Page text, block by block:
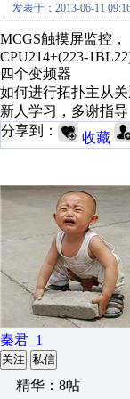
发表于：2013-06-11
MCGS触摸屏监控，
CPU214+(223-
四个变频器
如何进行拓扑主从关
新人学习，多谢指导
分享到：
收藏
秦君_1
关注 私信
精华：8帖